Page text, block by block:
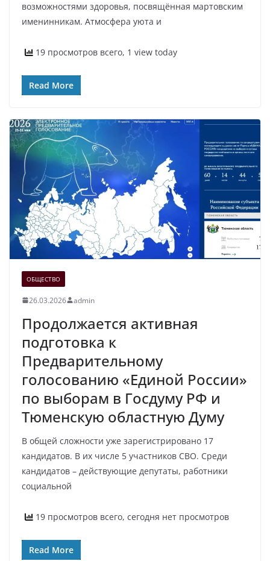
возможностями здоровья, посвящённая мартовским
именинникам. Атмосфера уюта и
19 просмотров всего, 1 view today
Read More
ОБЩЕСТВО
26.03.2026 admin
Продолжается активная
подготовка к
Предварительному
голосованию «Единой России»
по выборам в Госдуму РФ и
Тюменскую областную Думу
В общей сложности уже зарегистрировано 17
кандидатов. В их числе 5 участников СВО. Среди
кандидатов – действующие депутаты, работники
социальной
19 просмотров всего, сегодня нет просмотров
Read More